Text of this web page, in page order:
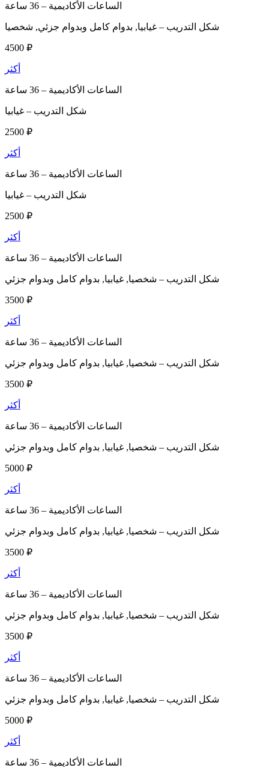
الساعات الأكاديمية –
شكل التدريب – غيابيا, بدوام كامل وبدوام جزئي, شخصيا
4500 ₽
أكثر
الساعات الأكاديمية –
شكل التدريب – غيابيا
2500 ₽
أكثر
الساعات الأكاديمية –
شكل التدريب – غيابيا
2500 ₽
أكثر
الساعات الأكاديمية –
شكل التدريب – شخصيا, غيابيا, بدوام كامل وبدوام جزئي
3500 ₽
أكثر
الساعات الأكاديمية –
شكل التدريب – شخصيا, غيابيا, بدوام كامل وبدوام جزئي
3500 ₽
أكثر
الساعات الأكاديمية –
شكل التدريب – شخصيا, غيابيا, بدوام كامل وبدوام جزئي
5000 ₽
أكثر
الساعات الأكاديمية –
شكل التدريب – شخصيا, غيابيا, بدوام كامل وبدوام جزئي
3500 ₽
أكثر
الساعات الأكاديمية –
شكل التدريب – شخصيا, غيابيا, بدوام كامل وبدوام جزئي
3500 ₽
أكثر
الساعات الأكاديمية –
شكل التدريب – شخصيا, غيابيا, بدوام كامل وبدوام جزئي
5000 ₽
أكثر
الساعات الأكاديمية –